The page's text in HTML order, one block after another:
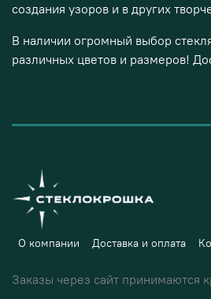
создания узоров и в других
В наличии огромный выбор
различных цветов и размеров!
О компании Доставка и оплата
Заказы через сайт принимаются